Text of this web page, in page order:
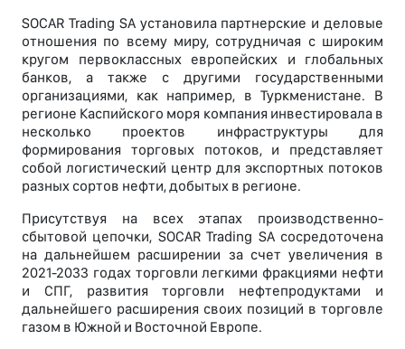
SOCAR Trading SA установила партнерские и деловые
отношения по всему миру, сотрудничая с широким
кругом первоклассных европейских и глобальных
банков, а также с другими государственными
организациями, как например, в Туркменистане. В
регионе Каспийского моря компания инвестировала в
несколько проектов инфраструктуры для
формирования торговых потоков, и представляет
собой логистический центр для экспортных потоков
разных сортов нефти, добытых в регионе.
Присутствуя на всех этапах производственно-
сбытовой цепочки, SOCAR Trading SA сосредоточена
на дальнейшем расширении за счет увеличения в
2021-2033 годах торговли легкими фракциями нефти
и СПГ, развития торговли нефтепродуктами и
дальнейшего расширения своих позиций в торговле
газом в Южной и Восточной Европе.